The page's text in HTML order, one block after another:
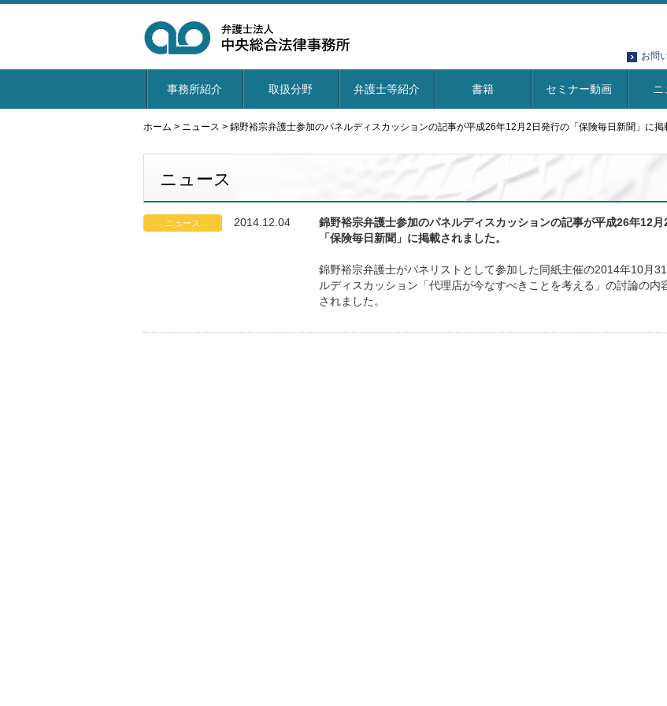
お問
事務所紹介 取扱分野 弁護士等紹介 書籍 セミナー動画 ニ
ホーム > ニュース > 錦野裕宗弁護士参加のパネルディスカッションの記事が平成26年12月2日発行の「保険毎日新聞」に掲
ニュース
ニュース 2014.12.04
錦野裕宗弁護士参加のパネルディスカッションの記事が平成26年12月
「保険毎日新聞」に掲載されました。
錦野裕宗弁護士がパネリストとして参加した同紙主催の2014年10月
ルディスカッション「代理店が今なすべきことを考える」の討論の内
されました。